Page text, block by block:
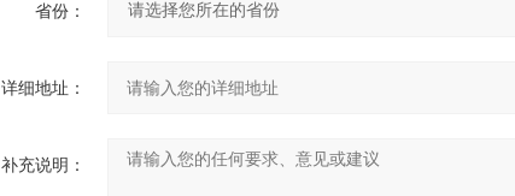
省份：
详细地址：
补充说明：